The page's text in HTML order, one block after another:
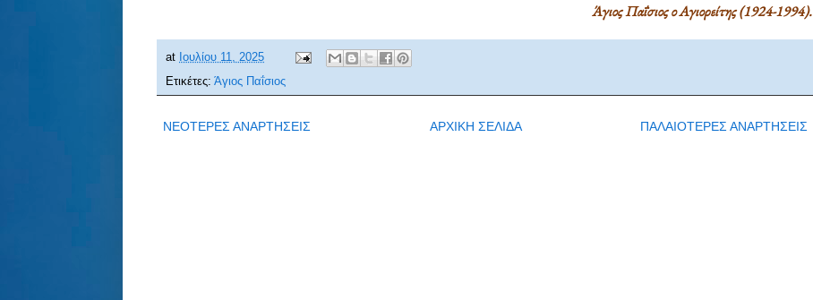
Άγιος Παΐσιος ο Αγιορείτης (1924-1994).
at Ιουλίου 11, 2025
Ετικέτες: Άγιος Παΐσιος
ΝΕΟΤΕΡΕΣ ΑΝΑΡΤΗΣΕΙΣ ΠΑΛΑΙΟΤΕΡΕΣ ΑΝΑΡΤΗΣΕΙΣ
ΑΡΧΙΚΗ ΣΕΛΙΔΑ